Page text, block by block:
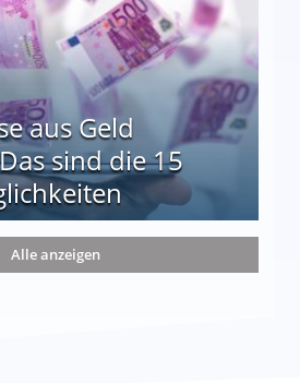
aus Geld
sind die 15
Alle anzeigen